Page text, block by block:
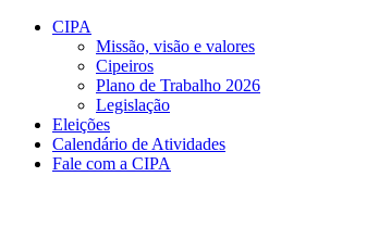
Conteúdo principal
CIPA
Missão, visão e valores
Cipeiros
Plano de Trabalho 2026
Legislação
Eleições
Calendário de Atividades
Fale com a CIPA